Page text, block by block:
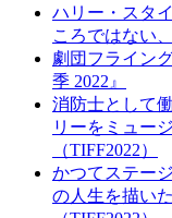
ハリー・スタ
ころではない
劇団フライン
季 2022』
消防士として
リーをミュー
（TIFF2022）
かつてステー
の人生を描い